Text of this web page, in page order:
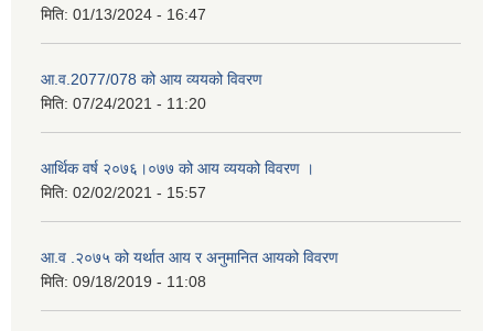
मिति: 01/13/2024 - 16:47
आ.व.2077/078 को आय व्ययको विवरण
मिति: 07/24/2021 - 11:20
आर्थिक वर्ष २०७६।०७७ को आय व्ययको विवरण ।
मिति: 02/02/2021 - 15:57
आ.व .२०७५ को यर्थात आय र अनुमानित आयको विवरण
मिति: 09/18/2019 - 11:08